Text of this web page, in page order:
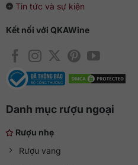
Tin tức và sự kiện
Kết nối với QKAWine
Danh mục rượu ngoại
Rượu nhẹ
Rượu vang